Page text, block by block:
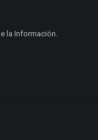
la Información.